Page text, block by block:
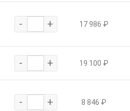
- + 17 986 ₽
- + 19 100 ₽
- + 8 846 ₽